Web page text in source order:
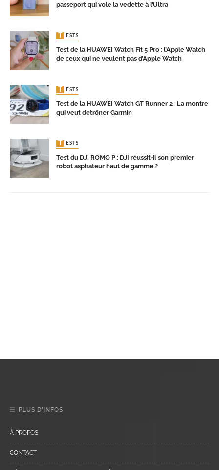
passeport qui vole la vedette à l’Ultra
TESTS
Test de la HUAWEI Watch Fit 5 Pro : l’Apple Watch
de ceux qui ne veulent pas d’Apple Watch
TESTS
Test de la HUAWEI Watch GT Runner 2 : La montre
qui veut détrôner Garmin
TESTS
Test du DJI ROMO P : DJI réussit-il son premier
robot aspirateur haut de gamme ?
PLUS D’INFOS
À PROPOS
CONTACT